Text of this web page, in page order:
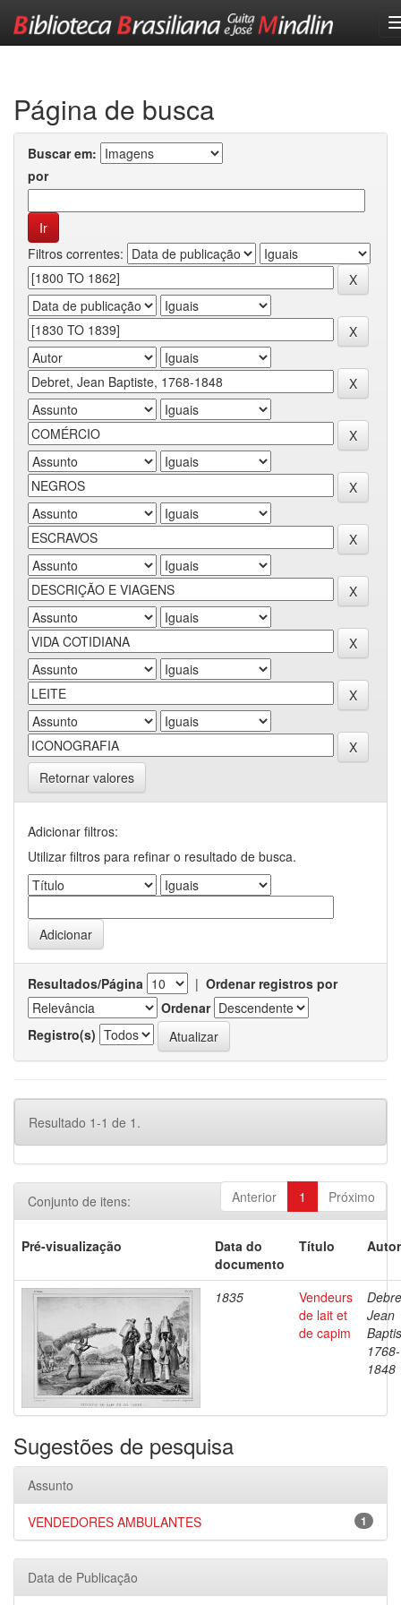
Página de busca
Buscar em:
por
Filtros correntes:
Retornar valores
Adicionar filtros:
Utilizar filtros para refinar o resultado de busca.
Resultados/Página | Ordenar registros por
Ordenar
Registro(s)
Resultado 1-1 de 1.
Anterior 1 Próximo
Conjunto de itens:
Pré-visualização
Data do
documento
Título
1835
Vendeurs
de lait et
de capim
Jean
1768-
1848
Sugestões de pesquisa
Assunto
1
VENDEDORES AMBULANTES
Data de Publicação